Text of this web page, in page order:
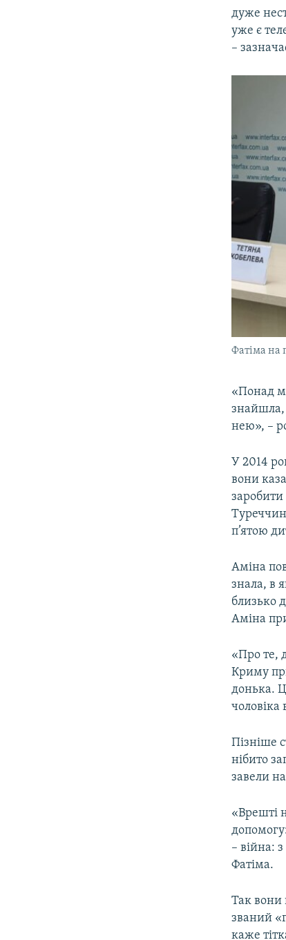
дуже
уже є
–
Фатіма на
«Понад
знайшла,
нею», –
У 2014
вони
п’ятою
Аміна
знала, в
близько
Аміна
«Про те,
Криму
донька.
Пізніше
нібито
завели
«Врешті
– війна:
Фатіма.
Так вони
званий
каже